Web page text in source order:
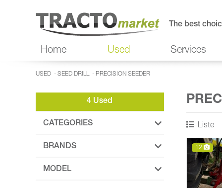
The best
Home Used Services
USED - SEED DRILL- PRECISION SEEDER
4 Used
CATEGORIES
BRANDS
MODEL
Liste
12